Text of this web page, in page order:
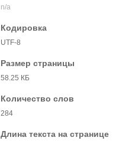
n/a
Кодировка
UTF-8
Размер страницы
58.25 КБ
Количество слов
284
Длина текста на странице